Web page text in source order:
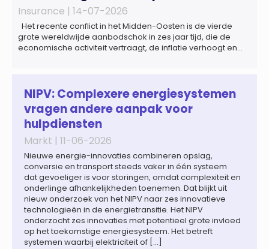
Insurance | 14-07-2026
Het recente conflict in het Midden-Oosten is de vierde
grote wereldwijde aanbodschok in zes jaar tijd, die de
economische activiteit vertraagt, de inflatie verhoogt en
wereldwijd naar verwachting afnemen tot 1,3% in reële
termen in […]
NIPV: Complexere energiesystemen
vragen andere aanpak voor
hulpdiensten
Markt | 11-06-2026
Nieuwe energie-innovaties combineren opslag,
conversie en transport steeds vaker in één systeem
dat gevoeliger is voor storingen, omdat complexiteit en
onderlinge afhankelijkheden toenemen. Dat blijkt uit
nieuw onderzoek van het NIPV naar zes innovatieve
technologieën in de energietransitie. Het NIPV
onderzocht zes innovaties met potentieel grote invloed
op het toekomstige energiesysteem. Het betreft
systemen waarbij elektriciteit of […]